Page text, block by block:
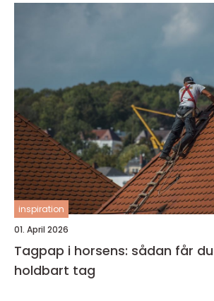
inspiration
01. April 2026
Tagpap i horsens: sådan får
holdbart tag